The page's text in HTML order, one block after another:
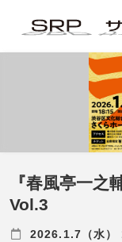
『春風亭一之
Vol.3
2026.1.7（水